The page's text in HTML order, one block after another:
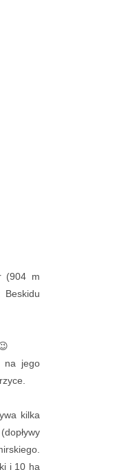
(904 m
na jego
kilka
i 10 ha